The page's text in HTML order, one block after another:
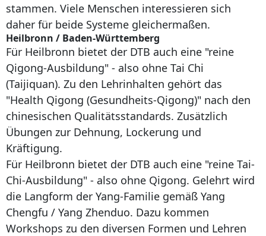
stammen. Viele Menschen interessieren sich
daher für beide Systeme gleichermaßen.
Heilbronn / Baden-Württemberg
Für Heilbronn bietet der DTB auch eine "reine
Qigong-Ausbildung" - also ohne Tai Chi
(Taijiquan). Zu den Lehrinhalten gehört das
"Health Qigong (Gesundheits-Qigong)" nach den
chinesischen Qualitätsstandards. Zusätzlich
Übungen zur Dehnung, Lockerung und
Kräftigung.
Für Heilbronn bietet der DTB auch eine "reine Tai-
Chi-Ausbildung" - also ohne Qigong. Gelehrt wird
die Langform der Yang-Familie gemäß Yang
Chengfu / Yang Zhenduo. Dazu kommen
Workshops zu den diversen Formen und Lehren